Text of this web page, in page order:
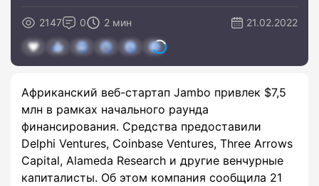
2147 0 2 мин 21.02.2022
Африканский веб-стартап Jambo привлек $7,5
млн в рамках начального раунда
финансирования. Средства предоставили
Delphi Ventures, Coinbase Ventures, Three Arrows
Capital, Alameda Research и другие венчурные
капиталисты. Об этом компания сообщила 21